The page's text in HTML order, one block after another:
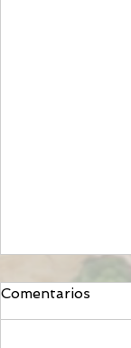
Comentarios